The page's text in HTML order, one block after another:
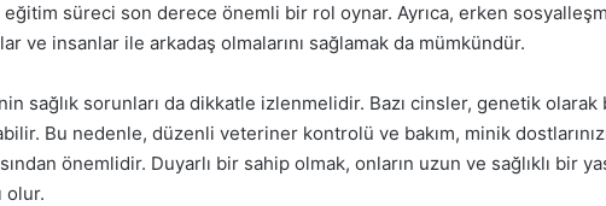
süreci son derece önemli bir rol oynar. Ayrıca, erken
ve insanlar ile arkadaş olmalarını sağlamak da mümkündür.
sağlık sorunları da dikkatle izlenmelidir. Bazı cinsler, genetik olarak
Bu nedenle, düzenli veteriner kontrolü ve bakım, minik
önemlidir. Duyarlı bir sahip olmak, onların uzun ve sağlıklı bir
olur.